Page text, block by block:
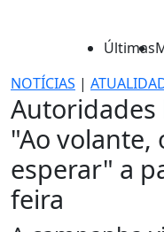
Últimas
NOTÍCIAS |
Autoridades
"Ao volante,
esperar" a
feira